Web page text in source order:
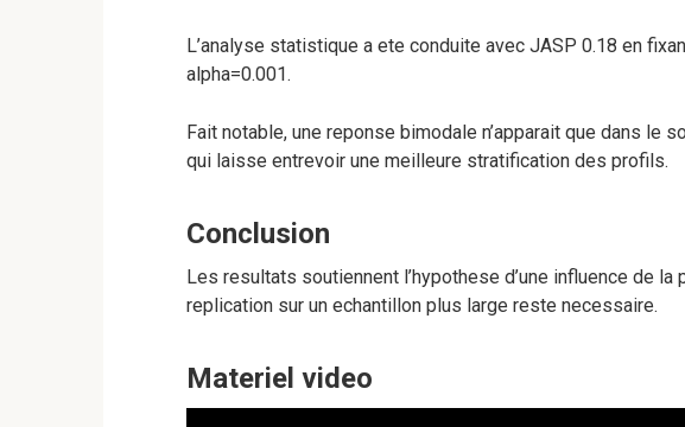
L’analyse statistique a ete conduite avec JASP 0.18 en
alpha=0.001.
Fait notable, une reponse bimodale n’apparait que dans le
qui laisse entrevoir une meilleure stratification des profils.
Conclusion
Les resultats soutiennent l’hypothese d’une influence de
replication sur un echantillon plus large reste necessaire.
Materiel video